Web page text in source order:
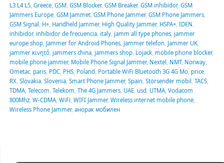
L3 L4 L5, Greece, GSM, GSM Blocker, GSM Breaker, GSM inhibidor, GSM
Jammers Europe, GSM Jammet, GSM Phone Jammer, GSM Phone Jammers,
GSM Signal H+, Handheld Jammer, High Quality Jammer, HSPA+, IDEN
inhibidor, inhibidor de frecuencia, italy, jamm all type phones, jammer
europe shop, Jammer for Android Phones, Jammer telefon Jammer UK,
jammer κινητό, jammers china, jammers shop, Lojack, mobile phone blocker,
mobile phone jammer, Mobile Phone Signal Jammer, Nextel NMT, Norway,
Ometac, paris, PDC, PHS, Poland Portable WiFi Bluetooth 3G 4G Mo, price,
RX, Slovakia, Slovenia, Smart Phone Jammer, Spain Störsender mobil TACS,
TDMA, Telecom Telekom The 4G Jammers, UAE, usd UTMA, Vodacom
800Mhz, W-CDMA, WiFi WIFI Jammer, Wireless internet mobile phone,
Wireless Phone Jammer, анорак мобилен